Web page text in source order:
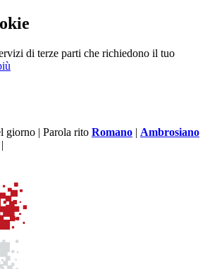
di terze parti che richiedono il tuo
giorno | Parola rito Romano | Ambrosiano
|